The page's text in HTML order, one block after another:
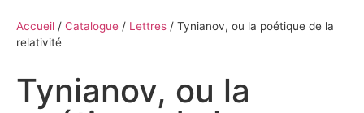
Accueil / Catalogue / Lettres / Tynianov, ou la poétique de la
relativité
Tynianov, ou la